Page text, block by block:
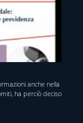
anche nella
ha perciò deciso